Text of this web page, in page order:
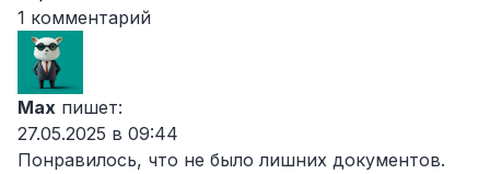
1 комментарий
Max пишет:
27.05.2025 в 09:44
Понравилось, что не было лишних документов.